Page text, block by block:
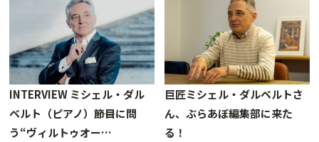
INTERVIEW ミシェル・ダル
ベルト（ピアノ）――節目に問
う“ヴィルトゥオー…
巨匠ミシェル・ダルベルトさ
ん、ぶらあぼ編集部に来た
る！